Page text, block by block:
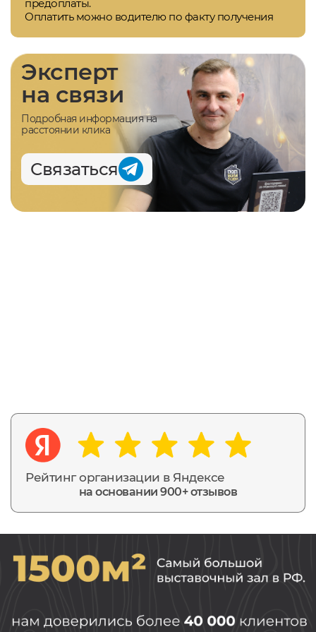
предоплаты.
Оплатить можно водителю по факту получения
Рейтинг организации в Яндексе
на основании 900+ отзывов
Эксперт
на связи
Подробная информация на
расстоянии клика
Связаться